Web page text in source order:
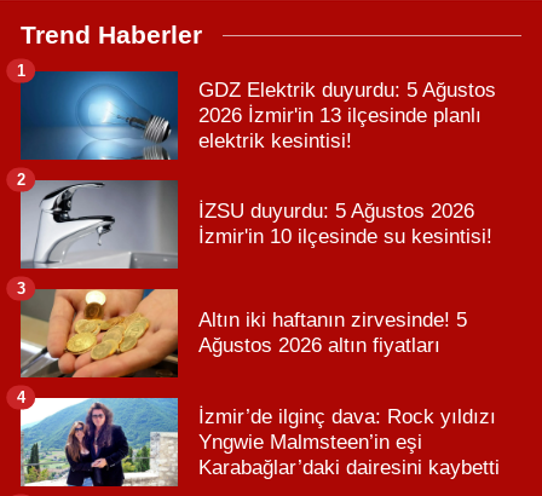
Trend Haberler
GDZ Elektrik duyurdu: 5 Ağustos
2026 İzmir'in 13 ilçesinde planlı
elektrik kesintisi!
1
İZSU duyurdu: 5 Ağustos 2026
İzmir'in 10 ilçesinde su kesintisi!
2
Altın iki haftanın zirvesinde! 5
Ağustos 2026 altın fiyatları
3
İzmir’de ilginç dava: Rock yıldızı
Yngwie Malmsteen’in eşi
Karabağlar’daki dairesini kaybetti
4